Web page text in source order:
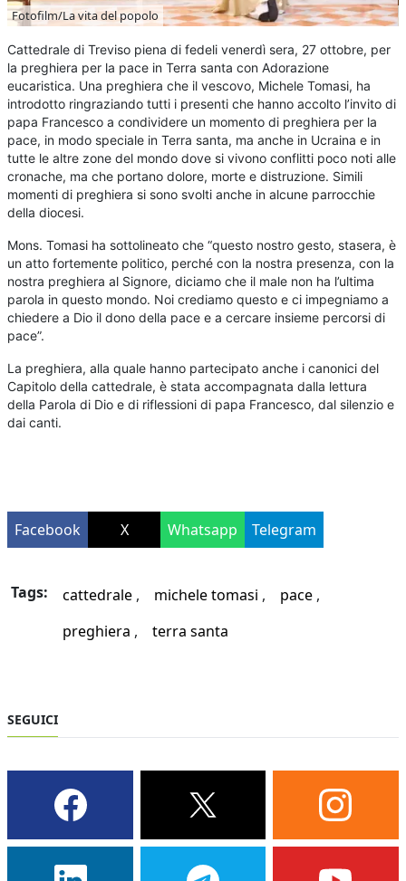
Fotofilm/La vita del popolo
Cattedrale di Treviso piena di fedeli venerdì sera, 27 ottobre, per
la preghiera per la pace in Terra santa con Adorazione
eucaristica. Una preghiera che il vescovo, Michele Tomasi, ha
introdotto ringraziando tutti i presenti che hanno accolto l’invito di
papa Francesco a condividere un momento di preghiera per la
pace, in modo speciale in Terra santa, ma anche in Ucraina e in
tutte le altre zone del mondo dove si vivono conflitti poco noti alle
cronache, ma che portano dolore, morte e distruzione. Simili
momenti di preghiera si sono svolti anche in alcune parrocchie
della diocesi.
Mons. Tomasi ha sottolineato che “questo nostro gesto, stasera, è
un atto fortemente politico, perché con la nostra presenza, con la
nostra preghiera al Signore, diciamo che il male non ha l’ultima
parola in questo mondo. Noi crediamo questo e ci impegniamo a
chiedere a Dio il dono della pace e a cercare insieme percorsi di
pace”.
La preghiera, alla quale hanno partecipato anche i canonici del
Capitolo della cattedrale, è stata accompagnata dalla lettura
della Parola di Dio e di riflessioni di papa Francesco, dal silenzio e
dai canti.
Facebook X Whatsapp Telegram
Tags: cattedrale michele tomasi
pace
preghiera
terra santa
SEGUICI